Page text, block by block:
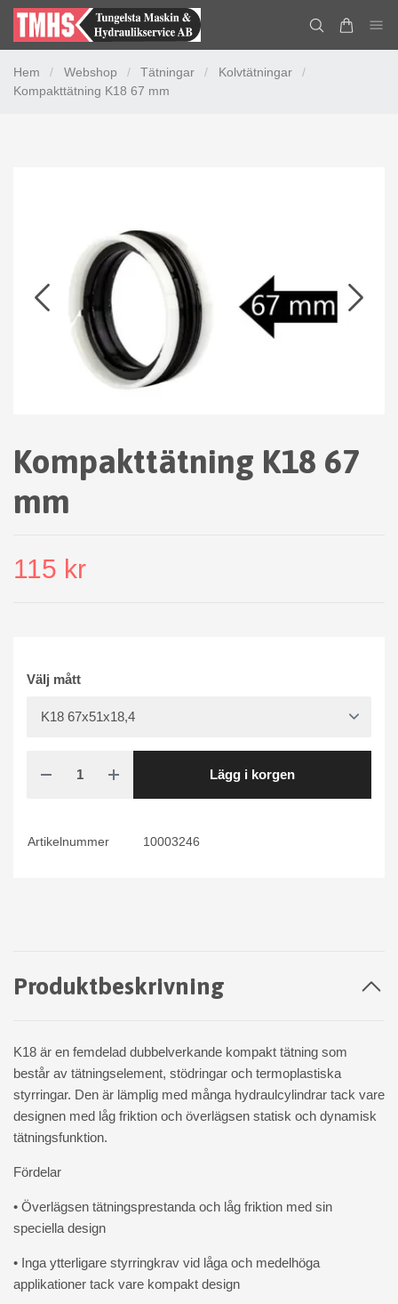
Hem / Webshop / Tätningar / Kolvtätningar
/
Kompakttätning K18 67 mm
Kompakttätning K18 67
mm
115 kr
Välj mått
Lägg i korgen
Artikelnummer 10003246
Produktbeskrivning
K18 är en femdelad dubbelverkande kompakt tätning som
består av tätningselement, stödringar och termoplastiska
styrringar. Den är lämplig med många hydraulcylindrar tack vare
designen med låg friktion och överlägsen statisk och dynamisk
tätningsfunktion.
Fördelar
• Överlägsen tätningsprestanda och låg friktion med sin
speciella design
• Inga ytterligare styrringkrav vid låga och medelhöga
applikationer tack vare kompakt design